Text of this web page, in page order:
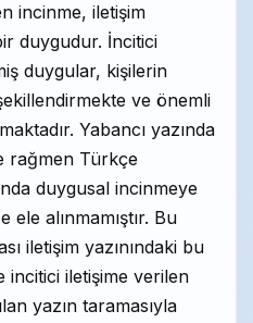
incinme, iletişim
duygudur. İncitici
duygular, kişilerin
ve önemli
Yabancı yazında
rağmen Türkçe
duygusal incinmeye
alınmamıştır. Bu
iletişim yazınındaki bu
incitici iletişime verilen
yazın taramasıyla